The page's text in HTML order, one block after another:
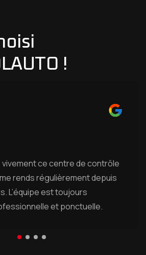
!
vivement ce centre de contrôle
rends régulièrement depuis
L’équipe est toujours
et ponctuelle.